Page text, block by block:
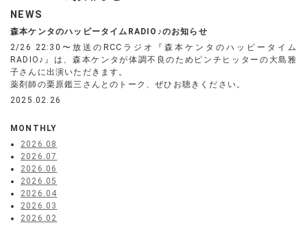
NEWS
森本ケンタのハッピータイムRADIO♪のお知らせ
2/26 22:30〜放送のRCCラジオ『森本ケンタのハッピータイム
RADIO♪』は、森本ケンタが体調不良のためピンチヒッターの大島雅
子さんに出演いただきます。
薬剤師の栗原鑑三さんとのトーク、ぜひお聴きください。
2025.02.26
MONTHLY
2026.08
2026.07
2026.06
2026.05
2026.04
2026.03
2026.02